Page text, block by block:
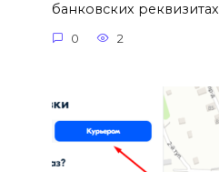
банковских реквизитах
0 2